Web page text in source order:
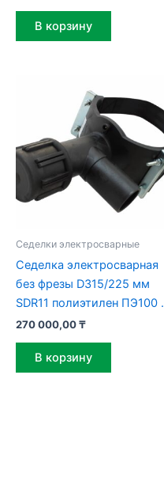
В корзину
Седелки электросварные
Седелка электросварная
без фрезы D315/225 мм
SDR11 полиэтилен ПЭ100 .
270 000,00₸
В корзину